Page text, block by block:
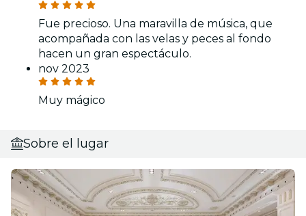
Fue precioso. Una maravilla de música, que
acompañada con las velas y peces al fondo
hacen un gran espectáculo.
nov 2023
Muy mágico
Sobre el lugar